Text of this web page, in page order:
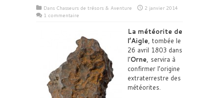
Dans Chasseurs de trésors & Aventure
2 janvier 2014
1 commentaire
La météorite de
l’Aigle, tombée le
26 avril 1803 dans
l’Orne, servira à
confirmer l’origine
extraterrestre des
météorites.